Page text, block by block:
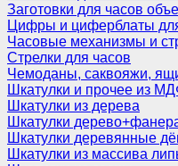
Заготовки для часов
Цифры и циферблаты
Часовые механизмы и
Стрелки для часов
Чемоданы, саквояжи,
Шкатулки и прочее из
Шкатулки из дерева
Шкатулки
Шкатулки деревянные
Шкатулки из массива